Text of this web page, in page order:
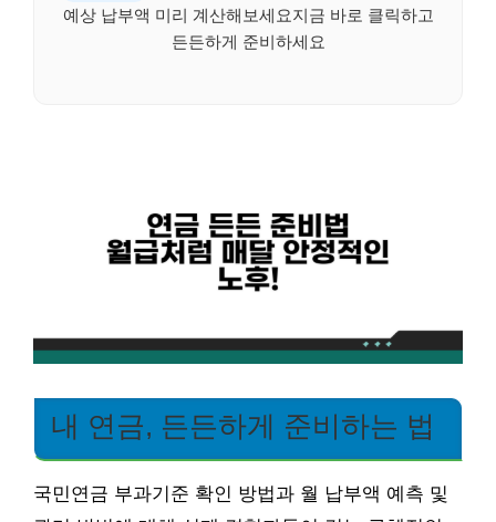
예상 납부액 미리 계산해보세요지금 바로 클릭하고
든든하게 준비하세요
내 연금, 든든하게 준비하는 법
국민연금 부과기준 확인 방법과 월 납부액 예측 및